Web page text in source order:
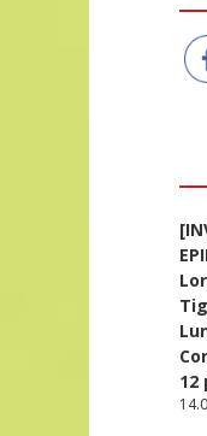
12